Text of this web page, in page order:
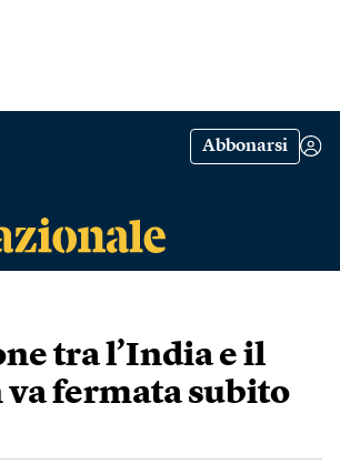
Abbonarsi
tra l’India e il
va fermata subito